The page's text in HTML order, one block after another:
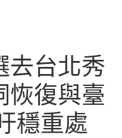
去台北秀
恢復與臺
穩重處